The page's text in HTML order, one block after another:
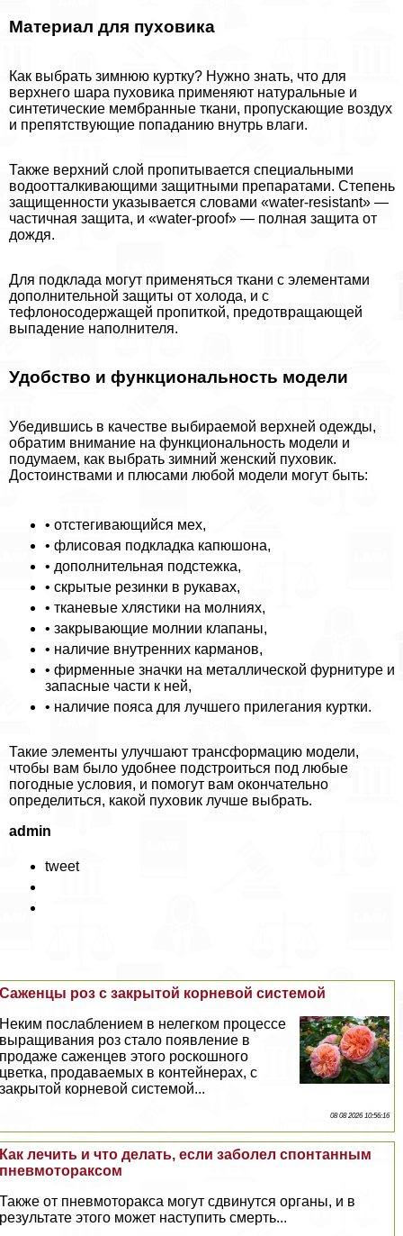
Материал для пуховика
Как выбрать зимнюю куртку? Нужно знать, что для
верхнего шара пуховика применяют натуральные и
синтетические мембранные ткани, пропускающие воздух
и препятствующие попаданию внутрь влаги.
Также верхний слой пропитывается специальными
водоотталкивающими защитными препаратами. Степень
защищенности указывается словами «water-resistant» —
частичная защита, и «water-proof» — полная защита от
дождя.
Для подклада могут применяться ткани с элементами
дополнительной защиты от холода, и с
тефлоносодержащей пропиткой, предотвращающей
выпадение наполнителя.
Удобство и функциональность модели
Убедившись в качестве выбираемой верхней одежды,
обратим внимание на функциональность модели и
подумаем, как выбрать зимний женский пуховик.
Достоинствами и плюсами любой модели могут быть:
• отстегивающийся мех,
• флисовая подкладка капюшона,
• дополнительная подстежка,
• скрытые резинки в рукавах,
• тканевые хлястики на молниях,
• закрывающие молнии клапаны,
• наличие внутренних карманов,
• фирменные значки на металлической фурнитуре и
запасные части к ней,
• наличие пояса для лучшего прилегания куртки.
Такие элементы улучшают трaнcформацию модели,
чтобы вам было удобнее подстроиться под любые
погодные условия, и помогут вам окончательно
определиться, какой пуховик лучше выбрать.
admin
tweet
Саженцы роз с закрытой корневой системой
Неким послаблением в нелегком процессе
выращивания роз стало появление в
продаже саженцев этого роскошного
цветка, продаваемых в контейнерах, с
закрытой корневой системой...
08 08 2026 10:56:16
Как лечить и что делать, если заболел спонтанным
пневмотоpaксом
Также от пневмотоpaкса могут сдвинутся органы, и в
результате этого может наступить cмepть...